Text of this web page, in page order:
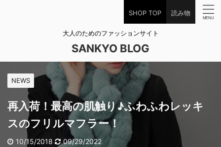
SHOP TOP 読み物
大人のためのファッションサイト
SANKYO BLOG
NEWS
再入荷！最高の肌触り♪ふわふわレッキ
スのフリルマフラー！
10/15/2018 09/29/2022